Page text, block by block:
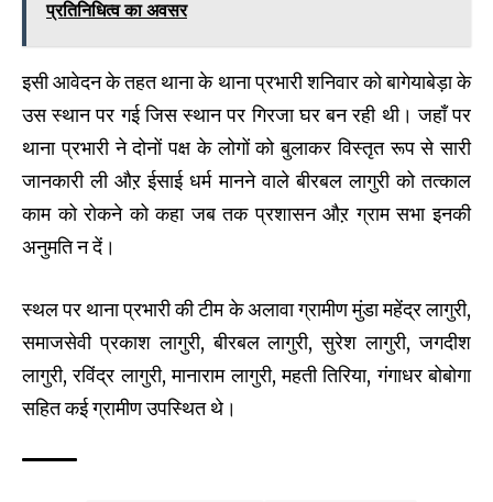
प्रतिनिधित्व का अवसर
इसी आवेदन के तहत थाना के थाना प्रभारी शनिवार को बागेयाबेड़ा के
उस स्थान पर गई जिस स्थान पर गिरजा घर बन रही थी। जहाँ पर
थाना प्रभारी ने दोनों पक्ष के लोगों को बुलाकर विस्तृत रूप से सारी
जानकारी ली औऱ ईसाई धर्म मानने वाले बीरबल लागुरी को तत्काल
काम को रोकने को कहा जब तक प्रशासन औऱ ग्राम सभा इनकी
अनुमति न दें।
स्थल पर थाना प्रभारी की टीम के अलावा ग्रामीण मुंडा महेंद्र लागुरी,
समाजसेवी प्रकाश लागुरी, बीरबल लागुरी, सुरेश लागुरी, जगदीश
लागुरी, रविंद्र लागुरी, मानाराम लागुरी, महती तिरिया, गंगाधर बोबोगा
सहित कई ग्रामीण उपस्थित थे।